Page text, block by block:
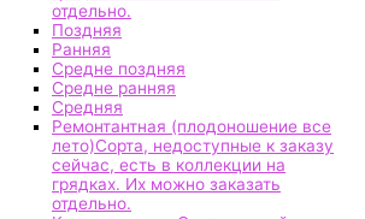
отдельно.
Поздняя
Ранняя
Средне поздняя
Средне ранняя
Средняя
Ремонтантная (плодоношение все
лето)Сорта, недоступные к заказу
сейчас, есть в коллекции на
грядках. Их можно заказать
отдельно.